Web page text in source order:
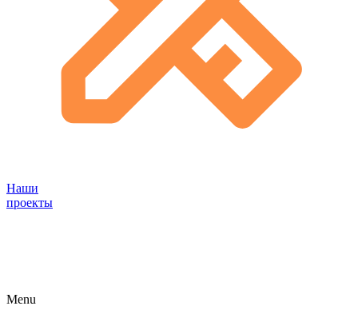
Наши
проекты
Menu